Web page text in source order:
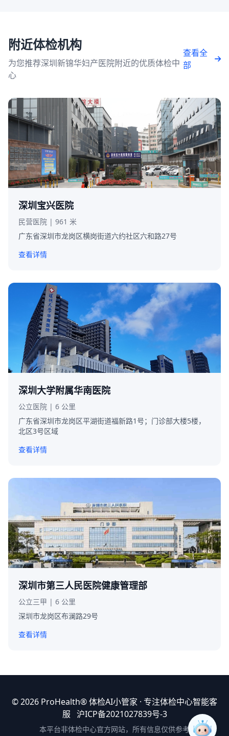
附近体检机构
为您推荐深圳新锦华妇产医院附近的优质体检中
心
查看全
部
深圳宝兴医院
民营医院 | 961 米
广东省深圳市龙岗区横岗街道六约社区六和路27号
查看详情
深圳大学附属华南医院
公立医院 | 6 公里
广东省深圳市龙岗区平湖街道福新路1号；门诊部大楼5楼，
北区3号区域
查看详情
深圳市第三人民医院健康管理部
公立三甲 | 6 公里
深圳市龙岗区布澜路29号
查看详情
© 2026 ProHealth®体检AI小管家 · 专注体检中心智能客
服 沪ICP备2021027839号-3
本平台非体检中心官方网站，所有信息仅供参考